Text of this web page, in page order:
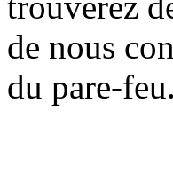
de nous
du pare-feu.